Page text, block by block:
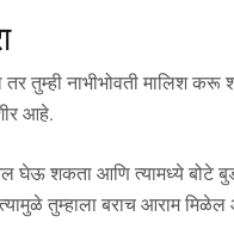
तुम्ही नाभीभोवती मालिश करू
आहे.
तेल घेऊ शकता आणि त्यामध्ये
तुम्हाला बराच आराम